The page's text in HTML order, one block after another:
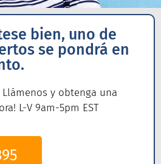
bien, uno de
se pondrá en
Llámenos y obtenga una
L-V 9am-5pm EST